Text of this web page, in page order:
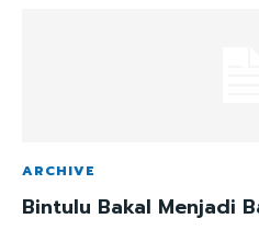
ARCHIVE
Bintulu Bakal Menjadi